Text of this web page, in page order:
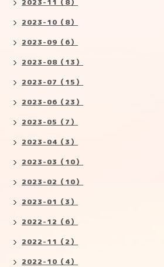
2023-11（8）
2023-10（8）
2023-09（6）
2023-08（13）
2023-07（15）
2023-06（23）
2023-05（7）
2023-04（3）
2023-03（10）
2023-02（10）
2023-01（3）
2022-12（6）
2022-11（2）
2022-10（4）